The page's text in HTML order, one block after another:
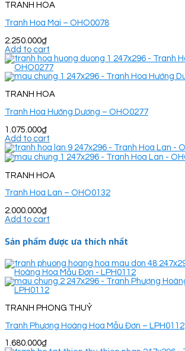
TRANH HOA
Tranh Hoa Mai – OHO0078
2.250.000₫
Add to cart
TRANH HOA
Tranh Hoa Hướng Dương – OHO0277
1.075.000₫
Add to cart
TRANH HOA
Tranh Hoa Lan – OHO0132
2.000.000₫
Add to cart
Sản phẩm được ưa thích nhất
TRANH PHONG THUỶ
Tranh Phượng Hoàng Hoa Mẫu Đơn – LPH0112
1.680.000₫